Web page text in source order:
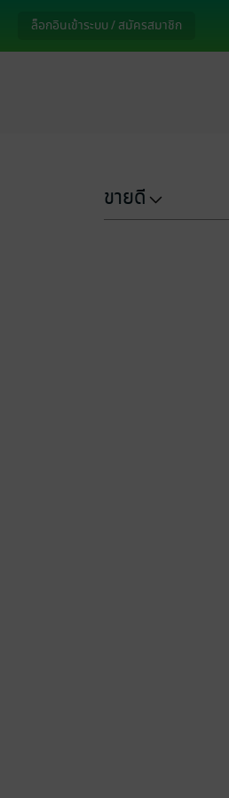
ล็อกอินเข้าระบบ / สมัครสมาชิก
ขายดี